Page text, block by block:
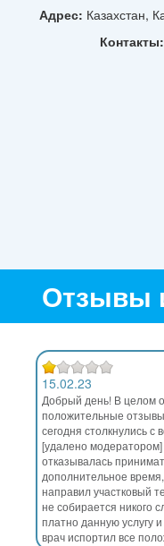
Адрес: Казахстан,
Контакты:
Отзывы
15.02.23
Добрый день! В целом
положительные
сегодня столкнулись
[удалено
отказывалась
дополнительное
направил участковый
не собирается никого
платно данную услугу
врач испортил все